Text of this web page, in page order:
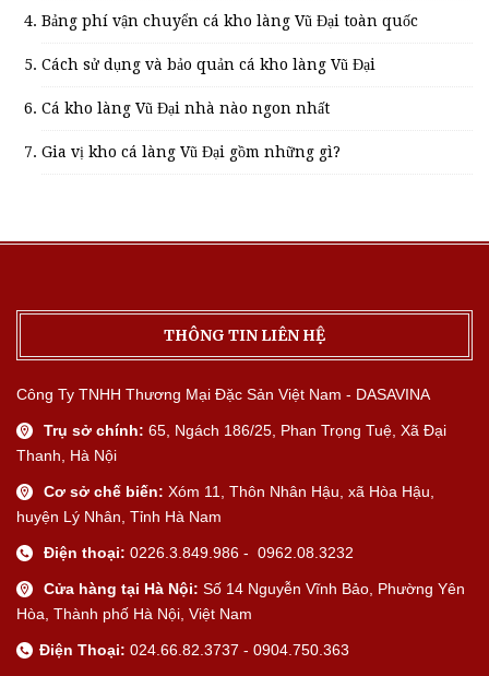
Bảng phí vận chuyển cá kho làng Vũ Đại toàn quốc
Cách sử dụng và bảo quản cá kho làng Vũ Đại
Cá kho làng Vũ Đại nhà nào ngon nhất
Gia vị kho cá làng Vũ Đại gồm những gì?
THÔNG TIN LIÊN HỆ
Công Ty TNHH Thương Mại Đặc Sản Việt Nam - DASAVINA
Trụ sở chính: 65, Ngách 186/25, Phan Trọng Tuệ, Xã Đại
Thanh, Hà Nội
Cơ sở chế biến: Xóm 11, Thôn Nhân Hậu, xã Hòa Hậu,
huyện Lý Nhân, Tỉnh Hà Nam
Điện thoại: 0226.3.849.986 - 0962.08.3232
Cửa hàng tại Hà Nội: Số 14 Nguyễn Vĩnh Bảo, Phường Yên
Hòa, Thành phố Hà Nội, Việt Nam
Điện Thoại: 024.66.82.3737 - 0904.750.363